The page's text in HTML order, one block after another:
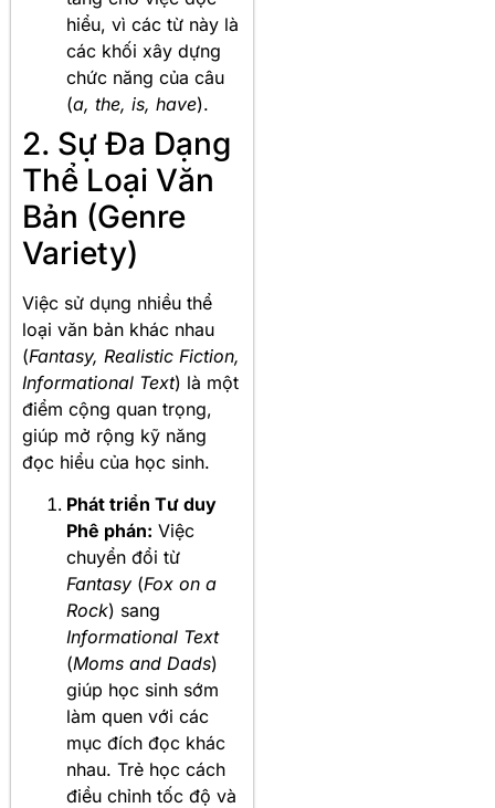
hiểu, vì các từ này là
các khối xây dựng
chức năng của câu
(a, the, is, have).
2. Sự Đa Dạng
Thể Loại Văn
Bản (Genre
Variety)
Việc sử dụng nhiều thể
loại văn bản khác nhau
(Fantasy, Realistic Fiction,
Informational Text) là một
điểm cộng quan trọng,
giúp mở rộng kỹ năng
đọc hiểu của học sinh.
Phát triển Tư duy
Phê phán: Việc
chuyển đổi từ
Fantasy (Fox on a
Rock) sang
Informational Text
(Moms and Dads)
giúp học sinh sớm
làm quen với các
mục đích đọc khác
nhau. Trẻ học cách
điều chỉnh tốc độ và